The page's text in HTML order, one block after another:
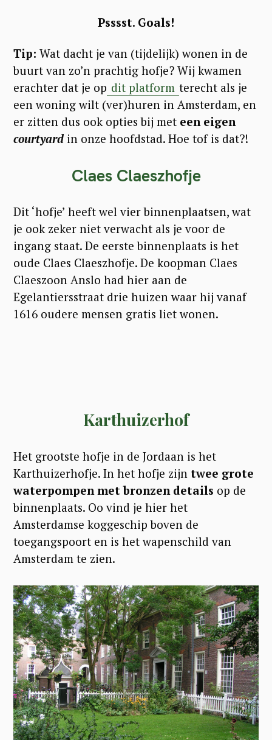
Psssst. Goals!
Tip: Wat dacht je van (tijdelijk) wonen in de
buurt van zo’n prachtig hofje? Wij kwamen
erachter dat je op dit platform terecht als je
een woning wilt (ver)huren in Amsterdam, en
er zitten dus ook opties bij met een eigen
courtyard in onze hoofdstad. Hoe tof is dat?!
Claes Claeszhofje
Dit ‘hofje’ heeft wel vier binnenplaatsen, wat
je ook zeker niet verwacht als je voor de
ingang staat. De eerste binnenplaats is het
oude Claes Claeszhofje. De koopman Claes
Claeszoon Anslo had hier aan de
Egelantiersstraat drie huizen waar hij vanaf
1616 oudere mensen gratis liet wonen.
Karthuizerhof
Het grootste hofje in de Jordaan is het
Karthuizerhofje. In het hofje zijn twee grote
waterpompen met bronzen details op de
binnenplaats. Oo vind je hier het
Amsterdamse koggeschip boven de
toegangspoort en is het wapenschild van
Amsterdam te zien.